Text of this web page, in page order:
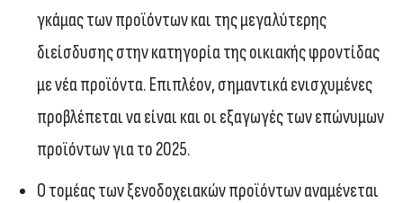
γκάμας των προϊόντων και της μεγαλύτερης
διείσδυσης στην κατηγορία της οικιακής φροντίδας
με νέα προϊόντα. Επιπλέον, σημαντικά ενισχυμένες
προβλέπεται να είναι και οι εξαγωγές των επώνυμων
προϊόντων για το 2025.
Ο τομέας των ξενοδοχειακών προϊόντων αναμένεται